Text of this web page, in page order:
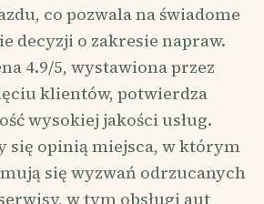
co pozwala na świadome
decyzji o zakresie napraw.
4.9/5, wystawiona przez
klientów, potwierdza
wysokiej jakości usług.
się opinią miejsca, w którym
się wyzwań odrzucanych
w tym obsługi aut